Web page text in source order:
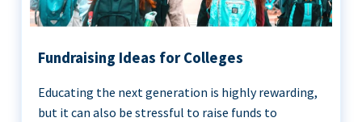
Fundraising Ideas for Colleges
Educating the next generation is highly rewarding,
but it can also be stressful to raise funds to